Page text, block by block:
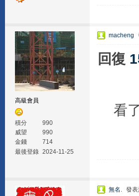
高級會員
積分
990
威望
990
金錢
714
最後登錄 2024-11-25
macheng
回復
看了
無名. 發